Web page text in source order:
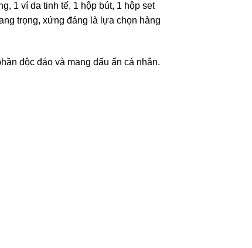
1 ví da tinh tế, 1 hộp bút, 1 hộp set
trọng, xứng đáng là lựa chọn hàng
độc đáo và mang dấu ấn cá nhân.